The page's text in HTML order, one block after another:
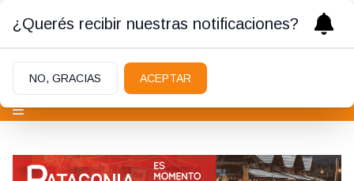
¿Querés recibir nuestras notificaciones?
NO, GRACIAS ACEPTAR